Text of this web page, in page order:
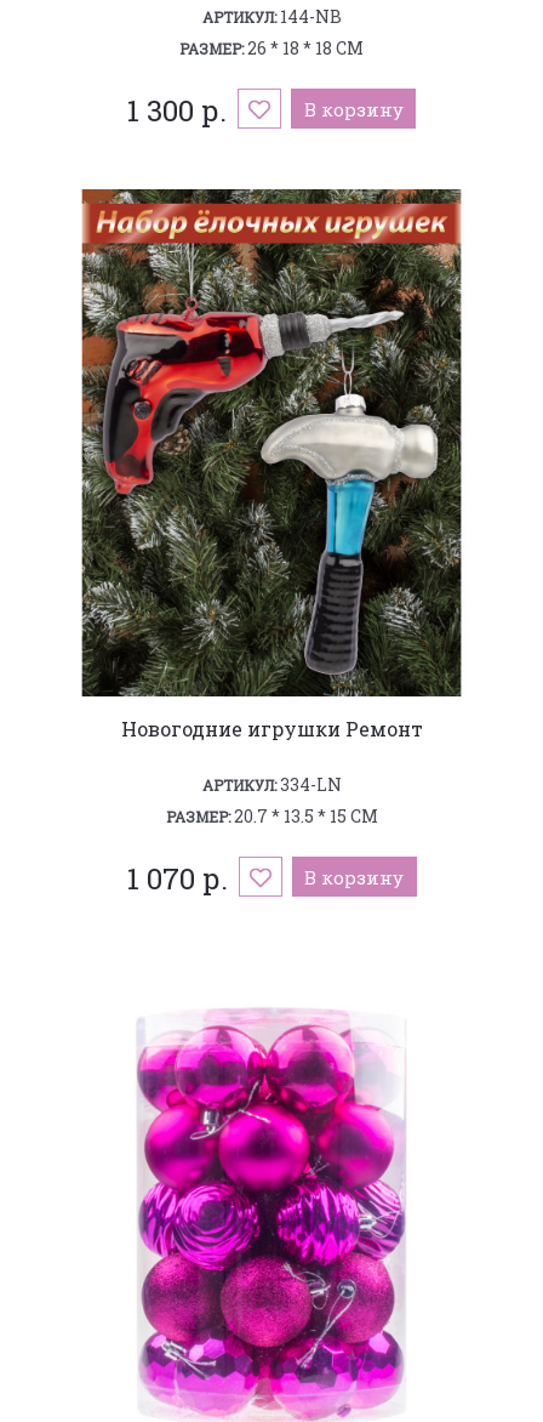
АРТИКУЛ:144-NB
РАЗМЕР:26 * 18 * 18 СМ
1 300 р. В корзину
Новогодние игрушки Ремонт
АРТИКУЛ:334-LN
РАЗМЕР:20.7 * 13.5 * 15 СМ
1 070 р. В корзину